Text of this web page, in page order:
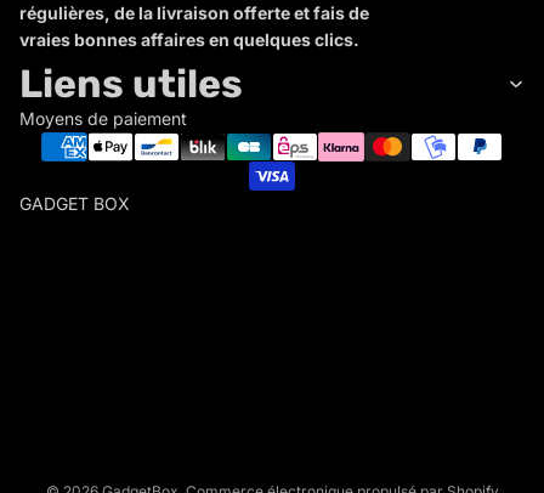
régulières, de la livraison offerte et fais de
vraies bonnes affaires en quelques clics.
Liens utiles
Moyens de paiement
GADGET BOX